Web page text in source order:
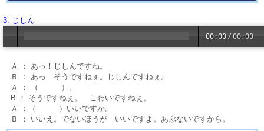
3. じしん
00:00 /00:00
Ａ ： あっ！じしんですね。
Ｂ ： あっ そうですねぇ。じしんですねぇ。
Ａ ： （ ）。
B ： そうですねぇ。 こわいですねぇ。
Ａ ：（ ）いいですか。
Ｂ ： いいえ。でないほうが いいですよ。あぶないですから。